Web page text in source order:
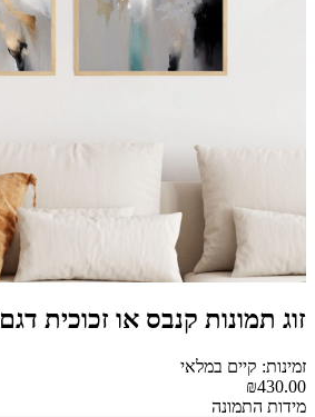
זוג תמונות קנבס או זכוכית דגם 1102
זמינות: קיים במלאי
₪430.00
מידות התמונה